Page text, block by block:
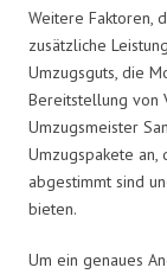
Weitere Faktoren,
zusätzliche
Umzugsguts, die
Bereitstellung von
Umzugsmeister
Umzugspakete
abgestimmt sind
bieten.
Um ein genaues